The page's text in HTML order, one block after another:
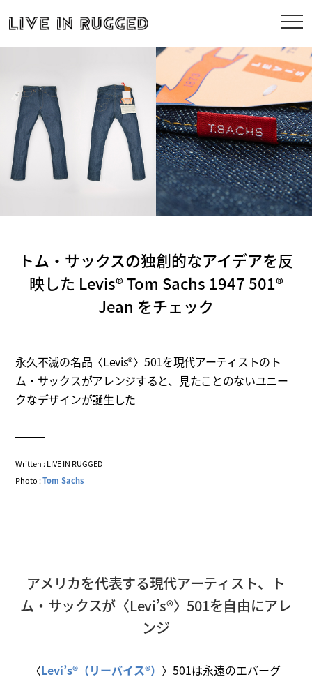
トム・サックスの独創的なアイデアを反
映した Levis® Tom Sachs 1947 501®
Jean をチェック
永久不滅の名品〈Levis®〉501を現代アーティストのト
ム・サックスがアレンジすると、見たことのないユニー
クなデザインが誕生した
Written : LIVE IN RUGGED
Photo :Tom Sachs
アメリカを代表する現代アーティスト、ト
ム・サックスが〈Levi’s®〉501を自由にアレ
ンジ
〈Levi’s®（リーバイス®） 〉501は永遠のエバーグ